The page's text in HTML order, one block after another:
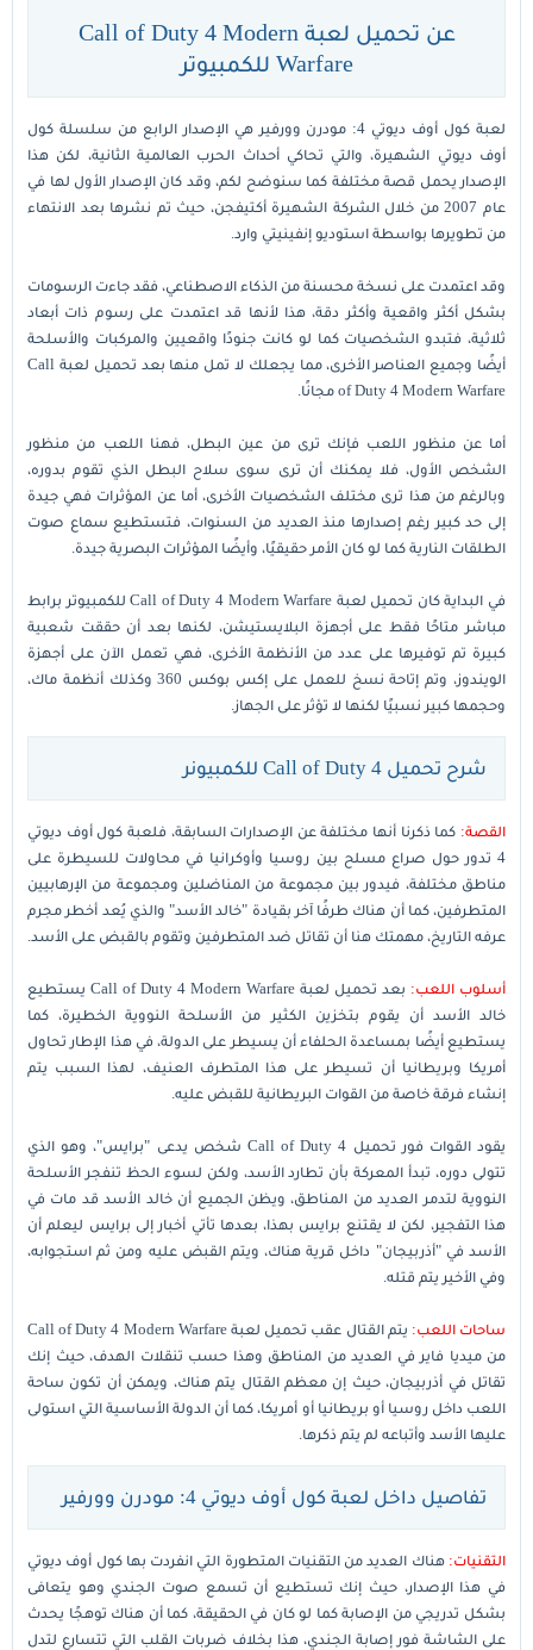
عن تحميل لعبة Call of Duty 4 Modern
Warfare للكمبيوتر
لعبة كول أوف ديوتي 4: مودرن وورفير هي الإصدار الرابع من سلسلة كول
أوف ديوتي الشهيرة، والتي تحاكي أحداث الحرب العالمية الثانية، لكن هذا
الإصدار يحمل قصة مختلفة كما سنوضح لكم، وقد كان الإصدار الأول لها في
عام 2007 من خلال الشركة الشهيرة أكتيفجن، حيث تم نشرها بعد الانتهاء
من تطويرها بواسطة استوديو إنفينيتي وارد.
وقد اعتمدت على نسخة محسنة من الذكاء الاصطناعي، فقد جاءت الرسومات
بشكل أكثر واقعية وأكثر دقة، هذا لأنها قد اعتمدت على رسوم ذات أبعاد
ثلاثية، فتبدو الشخصيات كما لو كانت جنودًا واقعيين والمركبات والأسلحة
أيضًا وجميع العناصر الأخرى، مما يجعلك لا تمل منها بعد تحميل لعبة Call
of Duty 4 Modern Warfare مجانًا.
أما عن منظور اللعب فإنك ترى من عين البطل، فهنا اللعب من منظور
الشخص الأول، فلا يمكنك أن ترى سوى سلاح البطل الذي تقوم بدوره،
وبالرغم من هذا ترى مختلف الشخصيات الأخرى، أما عن المؤثرات فهي جيدة
إلى حد كبير رغم إصدارها منذ العديد من السنوات، فتستطيع سماع صوت
الطلقات النارية كما لو كان الأمر حقيقيًا، وأيضًا المؤثرات البصرية جيدة.
في البداية كان تحميل لعبة Call of Duty 4 Modern Warfare للكمبيوتر برابط
مباشر متاحًا فقط على أجهزة البلايستيشن، لكنها بعد أن حققت شعبية
كبيرة تم توفيرها على عدد من الأنظمة الأخرى، فهي تعمل الآن على أجهزة
الويندوز، وتم إتاحة نسخ للعمل على إكس بوكس 360 وكذلك أنظمة ماك،
وحجمها كبير نسبيًا لكنها لا تؤثر على الجهاز.
شرح تحميل Call of Duty 4 للكمبيونر
القصة: كما ذكرنا أنها مختلفة عن الإصدارات السابقة، فلعبة كول أوف ديوتي
4 تدور حول صراع مسلح بين روسيا وأوكرانيا في محاولات للسيطرة على
مناطق مختلفة، فيدور بين مجموعة من المناضلين ومجموعة من الإرهابيين
المتطرفين، كما أن هناك طرفًا آخر بقيادة "خالد الأسد" والذي يُعد أخطر مجرم
عرفه التاريخ، مهمتك هنا أن تقاتل ضد المتطرفين وتقوم بالقبض على الأسد.
أسلوب اللعب:
بعد تحميل لعبة Call of Duty 4 Modern Warfare يستطيع
خالد الأسد أن يقوم بتخزين الكثير من الأسلحة النووية الخطيرة، كما
يستطيع أيضًا بمساعدة الحلفاء أن يسيطر على الدولة، في هذا الإطار تحاول
أمريكا وبريطانيا أن تسيطر على هذا المتطرف العنيف، لهذا السبب يتم
إنشاء فرقة خاصة من القوات البريطانية للقبض عليه.
يقود القوات فور تحميل Call of Duty 4 شخص يدعى "برايس"، وهو الذي
تتولى دوره، تبدأ المعركة بأن تطارد الأسد، ولكن لسوء الحظ تنفجر الأسلحة
النووية لتدمر العديد من المناطق، ويظن الجميع أن خالد الأسد قد مات في
هذا التفجير، لكن لا يقتنع برايس بهذا، بعدها تأتي أخبار إلى برايس ليعلم أن
الأسد في "أذربيجان" داخل قرية هناك، ويتم القبض عليه ومن ثم استجوابه،
وفي الأخير يتم قتله.
ساحات اللعب:
يتم القتال عقب تحميل لعبة Call of Duty 4 Modern Warfare
من ميديا فاير في العديد من المناطق وهذا حسب تنقلات الهدف، حيث إنك
تقاتل في أذربيجان، حيث إن معظم القتال يتم هناك، ويمكن أن تكون ساحة
اللعب داخل روسيا أو بريطانيا أو أمريكا، كما أن الدولة الأساسية التي استولى
عليها الأسد وأتباعه لم يتم ذكرها.
تفاصيل داخل لعبة كول أوف ديوتي 4: مودرن وورفير
التقنيات: هناك العديد من التقنيات المتطورة التي انفردت بها كول أوف ديوتي
في هذا الإصدار، حيث إنك تستطيع أن تسمع صوت الجندي وهو يتعافى
بشكل تدريجي من الإصابة كما لو كان في الحقيقة، كما أن هناك توهجًا يحدث
على الشاشة فور إصابة الجندي، هذا بخلاف ضربات القلب التي تتسارع لتدل